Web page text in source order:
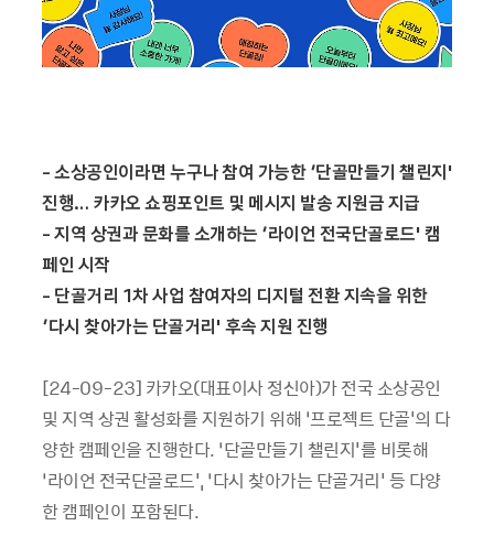
-소상공인이라면 누구나 참여 가능한 ‘단골만들기 챌린지'
진행… 카카오 쇼핑포인트 및 메시지 발송 지원금 지급
-지역 상권과 문화를 소개하는 ‘라이언 전국단골로드' 캠
페인 시작
- 단골거리 1차 사업 참여자의 디지털 전환 지속을 위한
‘다시 찾아가는 단골거리' 후속 지원 진행
[24-09-23] 카카오(대표이사 정신아)가 전국 소상공인
및 지역 상권 활성화를 지원하기 위해 ‘프로젝트 단골'의 다
양한 캠페인을 진행한다. ‘단골만들기 챌린지'를 비롯해
‘라이언 전국단골로드', ‘다시 찾아가는 단골거리' 등 다양
한 캠페인이 포함된다.